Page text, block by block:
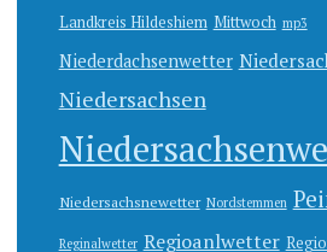
Landkreis Hildeshiem Mittwoch mp3
Niederdachsenwetter
Niedersachsen
Niedersachsnewetter Nordstemmen
Reginalwetter Regioanlwetter